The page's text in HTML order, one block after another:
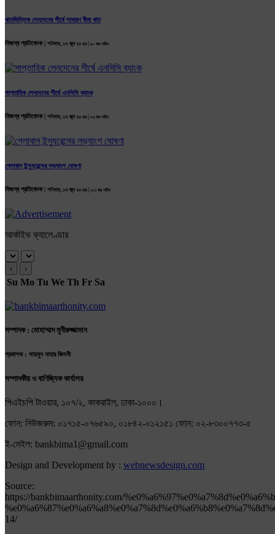
খাতভিত্তিক লেনদেনের শীর্ষে সাধারণ বীমা খাত
নিজস্ব প্রতিবেদক | শনিবার, ১৩ জুন ২০২৬ | ৯০ বার পঠিত
সাপ্তাহিক লেনদেনের শীর্ষে এনসিসি ব্যাংক
নিজস্ব প্রতিবেদক | শনিবার, ১৩ জুন ২০২৬ | ৮৬ বার পঠিত
গ্লোবাল ইন্স্যুরেন্সের লভ্যাংশ ঘোষণা
নিজস্ব প্রতিবেদক | শনিবার, ১৩ জুন ২০২৬ | ১০১ বার পঠিত
আর্কাইভ ক্যালেণ্ডার
‹ ›
Su Mo Tu We Th Fr Sa
সম্পাদক : মোহাম্মাদ মুনীরুজ্জামান
প্রকাশক : সায়মুন নাহার জিদনী
সম্পাদকীয় ও বাণিজ্যিক কার্যালয়
পিএইচপি টাওয়ার, ১০৭/২, কাকরাইল, ঢাকা-১০০০।
ফোন: নিউজরুম: ০১৭১৫-০৭৬৫৯০, ০১৮৪২-০১২১৫১ ফোন: ০২-৮৩০০৭৭৩-৫
ই-মেইল: bankbima1@gmail.com
Design and Development by : webnewsdesign.com
Source:
https://bankbimaarthonity.com/
14/